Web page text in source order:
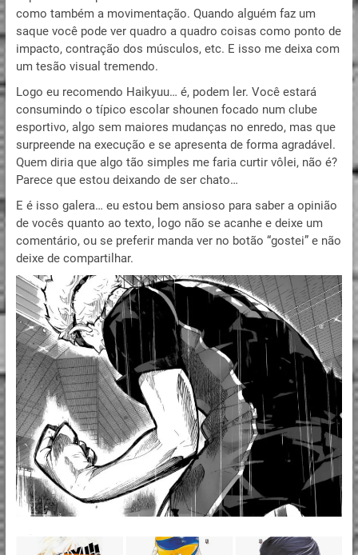
como também a movimentação. Quando alguém faz um
saque você pode ver quadro a quadro coisas como ponto de
impacto, contração dos músculos, etc. E isso me deixa com
um tesão visual tremendo.
Logo eu recomendo Haikyuu… é, podem ler. Você estará
consumindo o típico escolar shounen focado num clube
esportivo, algo sem maiores mudanças no enredo, mas que
surpreende na execução e se apresenta de forma agradável.
Quem diria que algo tão simples me faria curtir vôlei, não é?
Parece que estou deixando de ser chato…
E é isso galera… eu estou bem ansioso para saber a opinião
de vocês quanto ao texto, logo não se acanhe e deixe um
comentário, ou se preferir manda ver no botão “gostei” e não
deixe de compartilhar.